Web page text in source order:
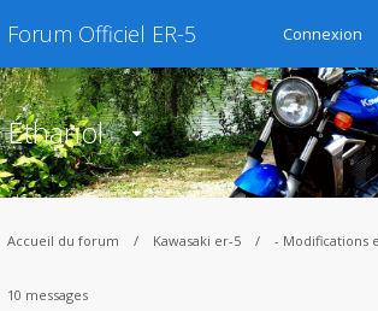
Forum Officiel ER-5 Connexion
Éthanol
Accueil du forum Kawasaki er-5 - Modifications
10 messages